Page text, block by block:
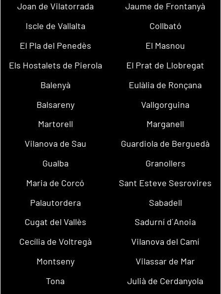
Joan de Vilatorrada
Jaume de Frontanyà
Iscle de Vallalta
Collbató
El Pla del Penedès
El Masnou
Els Hostalets de Pierola
El Prat de Llobregat
Balenyà
Eulàlia de Ronçana
Balsareny
Vallgorguina
Martorell
Marganell
Vilanova de Sau
Guardiola de Berguedà
Gualba
Granollers
Maria de Corcó
Sant Esteve Sesrovires
Palautordera
Sabadell
Cugat del Vallès
Sadurní d´Anoia
Cecília de Voltregà
Vilanova del Camí
Montseny
Vilassar de Mar
Tona
Julià de Cerdanyola